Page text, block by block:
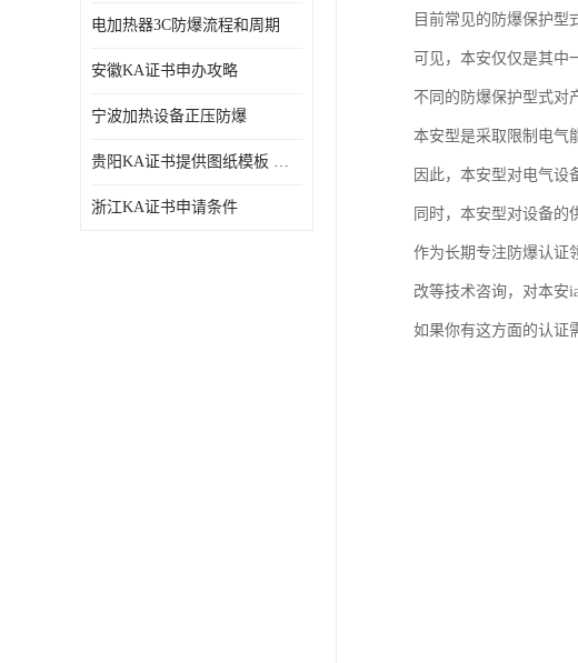
电加热器3C防爆流程和周期
安徽KA证书申办攻略
宁波加热设备正压防爆
贵阳KA证书提供图纸模板 深圳中诺检测
浙江KA证书申请条件
目前常见的防爆保护型
可见，本安仅仅是其中
不同的防爆保护型式对
本安型是采取限制电气
因此，本安型对电气设
同时，本安型对设备的
作为长期专注防爆认证
改等技术咨询，对本安
如果你有这方面的认证